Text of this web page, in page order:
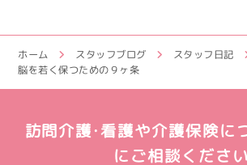
ホーム スタッフブログ
スタッフ日記
脳を若く保つための９ヶ条
訪問介護・看護や介護保険に
にご相談ください